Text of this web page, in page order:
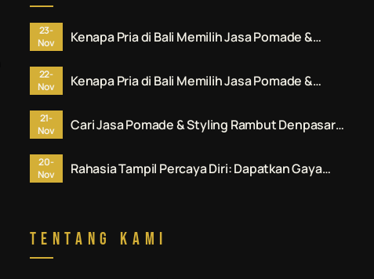
23-
Nov
Kenapa Pria di Bali Memilih Jasa Pomade &
22-
Nov
Kenapa Pria di Bali Memilih Jasa Pomade &
21-
Nov
Cari Jasa Pomade & Styling Rambut Denpasar?
20-
Nov
Rahasia Tampil Percaya Diri: Dapatkan Gaya
Tentang Kami